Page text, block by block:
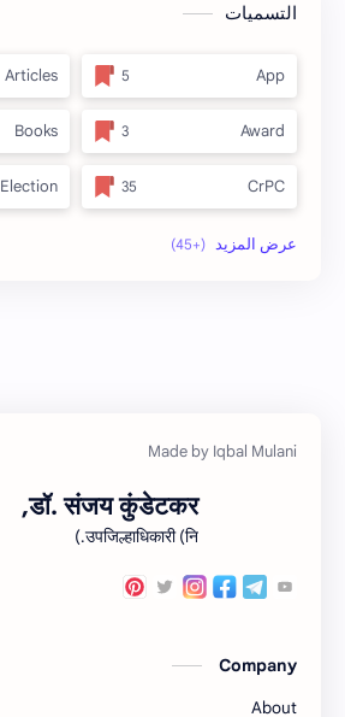
التسميات
App
Articles
Award
Books
CrPC
Election
Forest
ईतर
कायदा
कुळकायदा
डॉ. संजय कुंडेटकर,
उपजिल्हाधिकारी (नि.)
Company
About